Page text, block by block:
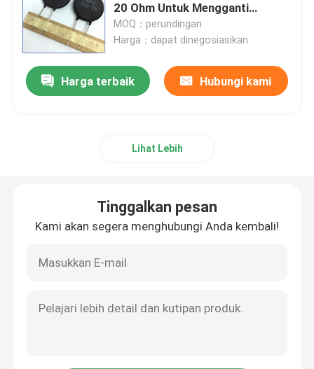
20 Ohm Untuk Mengganti
Sumber Daya
MOQ：perundingan
Harga：dapat dinegosiasikan
Harga terbaik Hubungi kami
Lihat Lebih
Tinggalkan pesan
Kami akan segera menghubungi Anda kembali!